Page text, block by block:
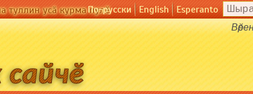
туллин усӑ курма пулӗПо-русски English Esperanto